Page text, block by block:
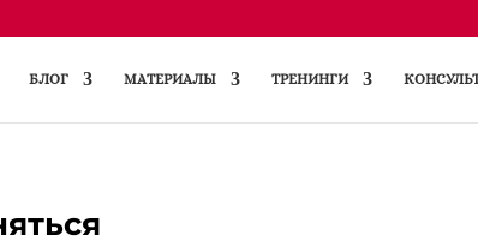
БЛОГ МАТЕРИАЛЫ ТРЕНИНГИ